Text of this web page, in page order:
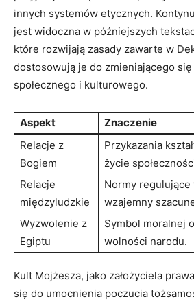
innych systemów ​etycznych.
jest widoczna w późniejszych
które rozwijają zasady‌ zawarte w
dostosowują je do zmieniającego
społecznego i kulturowego.
Aspekt
Znaczenie
Relacje z
Bogiem
Przykazania⁤
życie
Relacje
‍międzyludzkie
Normy regulujące
wzajemny
Wyzwolenie‌ z
Egiptu
Symbol moralnej
wolności⁢ narodu.
Kult ‌Mojżesza, jako założyciela
się do umocnienia poczucia